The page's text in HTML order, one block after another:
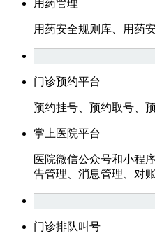
用药管理
用药安全规则库、用药
门诊预约平台
预约挂号、预约取号、
掌上医院平台
医院微信公众号和小程
告管理、消息管理、对账
门诊排队叫号